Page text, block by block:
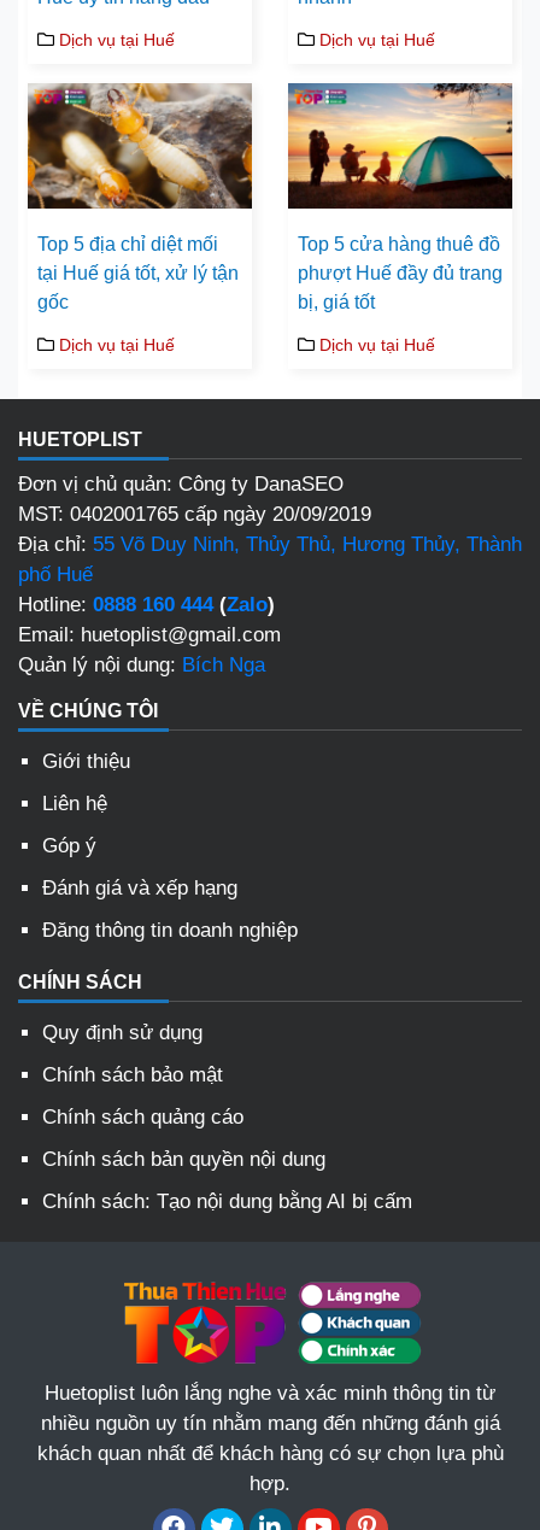
Dịch vụ tại Huế Dịch vụ tại Huế
Top 5 địa chỉ diệt mối
tại Huế giá tốt, xử lý tận
gốc
Dịch vụ tại Huế
Top 5 cửa hàng thuê đồ
phượt Huế đầy đủ trang
bị, giá tốt
Dịch vụ tại Huế
HUETOPLIST
Đơn vị chủ quản: Công ty DanaSEO
MST: 0402001765 cấp ngày 20/09/2019
Địa chỉ: 55 Võ Duy Ninh, Thủy Thủ, Hương Thủy, Thành
phố Huế
Hotline: 0888 160 444(Zalo)
Email: huetoplist@gmail.com
Quản lý nội dung: Bích Nga
VỀ CHÚNG TÔI
Giới thiệu
Liên hệ
Góp ý
Đánh giá và xếp hạng
Đăng thông tin doanh nghiệp
CHÍNH SÁCH
Quy định sử dụng
Chính sách bảo mật
Chính sách quảng cáo
Chính sách bản quyền nội dung
Chính sách: Tạo nội dung bằng AI bị cấm
Huetoplist luôn lắng nghe và xác minh thông tin từ
nhiều nguồn uy tín nhằm mang đến những đánh giá
khách quan nhất để khách hàng có sự chọn lựa phù
hợp.